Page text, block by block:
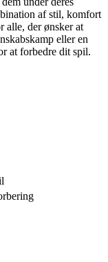
af stil, komfort
alle, der ønsker at
eller en
at forbedre dit spil.